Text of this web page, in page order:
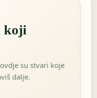
koji
su stvari koje
dalje.